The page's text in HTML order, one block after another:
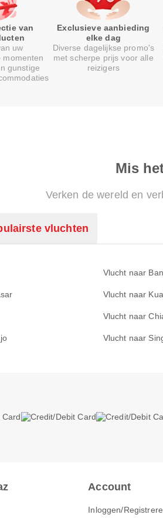
van
uw
momenten
gunstige
Exclusieve aanbieding
elke dag
Diverse dagelijkse promo's
met scherpe prijs voor alle
reizigers
Mis
Verken de wereld en
vluchten
Vlucht naar
Vlucht naar
Vlucht naar
Vlucht naar
Account
Inloggen/